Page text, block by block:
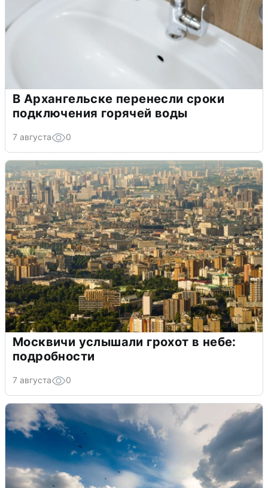
В Архангельске перенесли сроки
подключения горячей воды
7 августа 0
Москвичи услышали грохот в небе:
подробности
7 августа 0